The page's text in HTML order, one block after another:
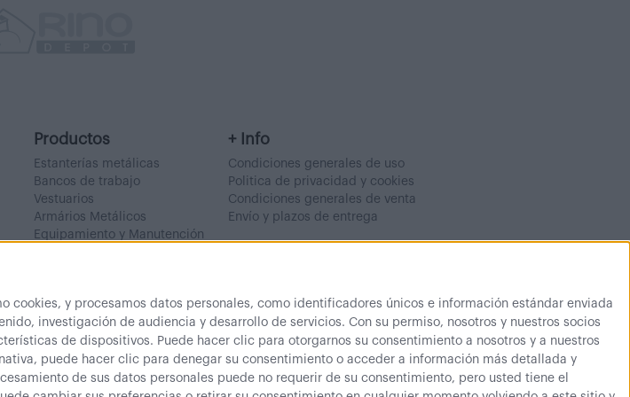
cookies, y procesamos datos personales, como identificadores únicos e información estándar enviada
investigación de audiencia y desarrollo de servicios. Con su permiso, nosotros y nuestros socios
de dispositivos. Puede hacer clic para otorgarnos su consentimiento a nosotros y a nuestros
puede hacer clic para denegar su consentimiento o acceder a información más detallada y
de sus datos personales puede no requerir de su consentimiento, pero usted tiene el
Productos
Estanterías metálicas
Bancos de trabajo
Vestuarios
Armários Metálicos
Equipamiento y Manutención
+ Info
Condiciones generales de uso
Politica de privacidad y cookies
Condiciones generales de venta
Envío y plazos de entrega